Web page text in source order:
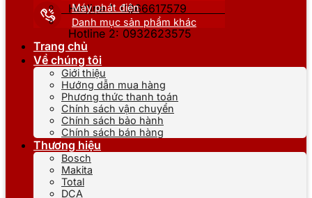
Hotline 1: 0866617579
Hotline 2: 0932623575
Máy phát điện
Danh mục sản phẩm khác
Trang chủ
Về chúng tôi
Giới thiệu
Hướng dẫn mua hàng
Phương thức thanh toán
Chính sách vận chuyển
Chính sách bảo hành
Chính sách bán hàng
Thương hiệu
Bosch
Makita
Total
DCA